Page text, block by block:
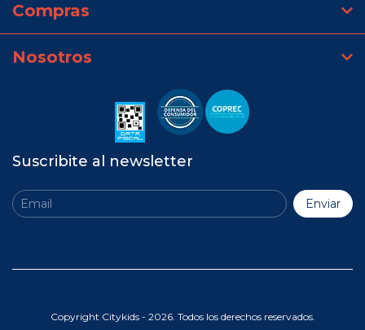
Compras
Nosotros
Suscribite al newsletter
Copyright Citykids - 2026. Todos los derechos reservados.